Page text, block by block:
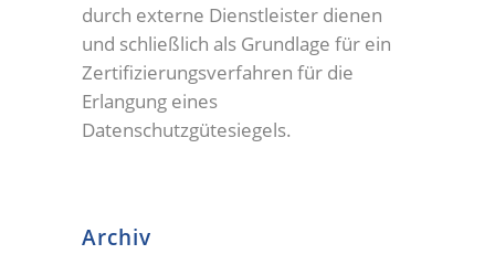
durch externe Dienstleister dienen
und schließlich als Grundlage für ein
Zertifizierungsverfahren für die
Erlangung eines
Datenschutzgütesiegels.
Archiv